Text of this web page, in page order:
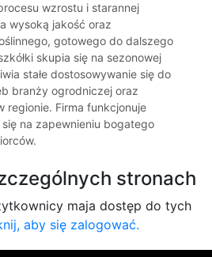
wzrostu i starannej
wysoką jakość oraz
gotowego do dalszego
skupia się na sezonowej
stałe dostosowywanie się do
branży ogrodniczej oraz
regionie. Firma funkcjonuje
na zapewnieniu bogatego
stronach
maja dostęp do tych
aby się zalogować.